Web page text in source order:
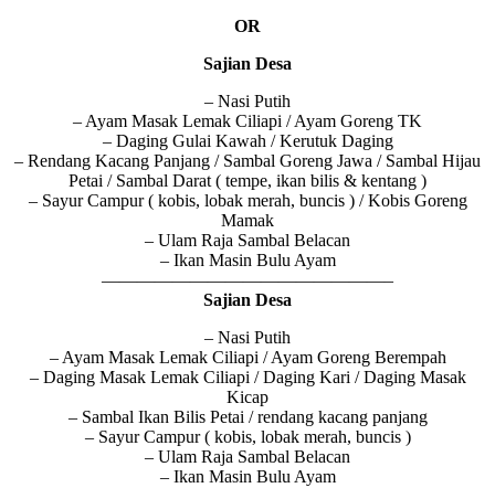
OR
Sajian Desa
– Nasi Putih
– Ayam Masak Lemak Ciliapi / Ayam Goreng TK
– Daging Gulai Kawah / Kerutuk Daging
– Rendang Kacang Panjang / Sambal Goreng Jawa / Sambal Hijau
Petai / Sambal Darat ( tempe, ikan bilis & kentang )
– Sayur Campur ( kobis, lobak merah, buncis ) / Kobis Goreng
Mamak
– Ulam Raja Sambal Belacan
– Ikan Masin Bulu Ayam
————————————————–
Sajian Desa
– Nasi Putih
– Ayam Masak Lemak Ciliapi / Ayam Goreng Berempah
– Daging Masak Lemak Ciliapi / Daging Kari / Daging Masak
Kicap
– Sambal Ikan Bilis Petai / rendang kacang panjang
– Sayur Campur ( kobis, lobak merah, buncis )
– Ulam Raja Sambal Belacan
– Ikan Masin Bulu Ayam